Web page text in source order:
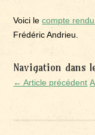
Voici lecompte
Frédéric Andrieu.
Navigation dans
← Article précédent